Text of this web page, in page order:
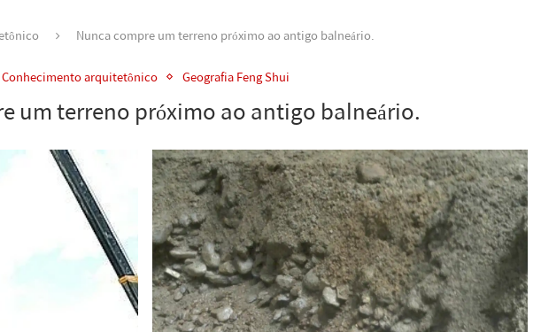
Nunca compre um terreno próximo ao antigo balneário.
Conhecimento arquitetônico Geografia Feng Shui
um terreno próximo ao antigo balneário.